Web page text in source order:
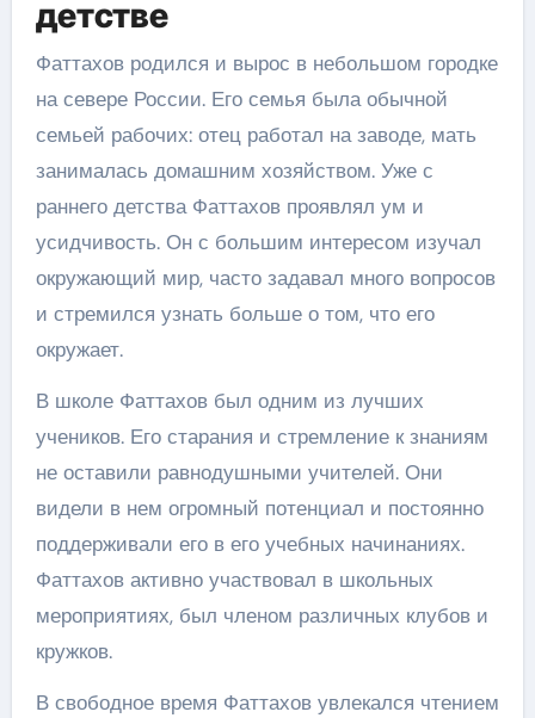
детстве
Фаттахов родился и вырос в небольшом городке
на севере России. Его семья была обычной
семьей рабочих: отец работал на заводе, мать
занималась домашним хозяйством. Уже с
раннего детства Фаттахов проявлял ум и
усидчивость. Он с большим интересом изучал
окружающий мир, часто задавал много вопросов
и стремился узнать больше о том, что его
окружает.
В школе Фаттахов был одним из лучших
учеников. Его старания и стремление к знаниям
не оставили равнодушными учителей. Они
видели в нем огромный потенциал и постоянно
поддерживали его в его учебных начинаниях.
Фаттахов активно участвовал в школьных
мероприятиях, был членом различных клубов и
кружков.
В свободное время Фаттахов увлекался чтением